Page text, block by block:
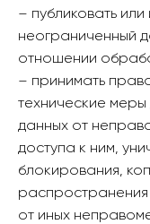
– публиковать
неограниченный
отношении
– принимать
технические
данных от
доступа к ним,
блокирования,
от иных